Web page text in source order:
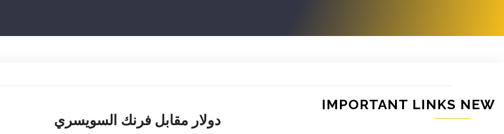
الأساسية
دولار مقابل فرنك السويسري
IMPORTANT LINKS NEW